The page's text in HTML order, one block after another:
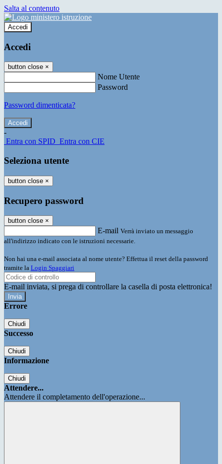
Salta al contenuto
Accedi
Accedi
button close ×
Nome Utente
Password
Password dimenticata?
-
Entra con SPID Entra con CIE
Seleziona utente
button close ×
Recupero password
button close ×
E-mail Verrà inviato un messaggio
all'indirizzo indicato con le istruzioni necessarie.
Non hai una e-mail associata al nome utente? Effettua il reset della password
tramite la Login Spaggiari
E-mail inviata, si prega di controllare la casella di posta elettronica!
Errore
Chiudi
Successo
Chiudi
Informazione
Chiudi
Attendere...
Attendere il completamento dell'operazione...